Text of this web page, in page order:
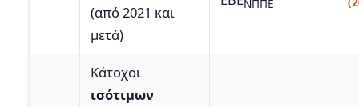
(από 2021 και
μετά)
ΝΠΠΕ
Κάτοχοι
ισότιμων